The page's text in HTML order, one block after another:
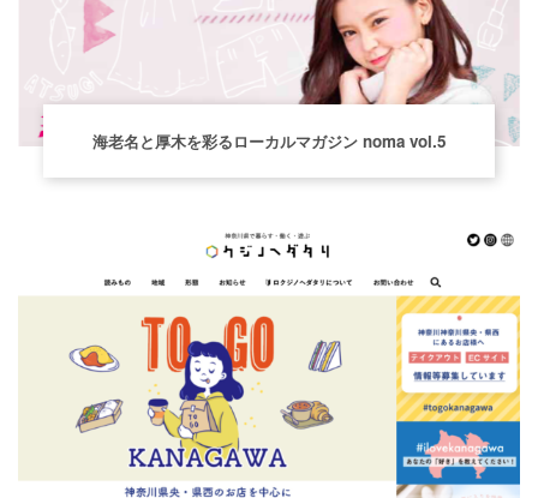
海老名と厚木を彩るローカルマガジン noma vol.5